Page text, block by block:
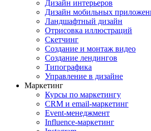
Дизайн интерьеров
Дизайн мобильных
Ландшафтный дизайн
Отрисовка иллюстраций
Скетчинг
Создание и монтаж видео
Создание лендингов
Типографика
Управление в дизайне
Маркетинг
Курсы по маркетингу
CRM и email-маркетинг
Event-менеджмент
Influence-маркетинг